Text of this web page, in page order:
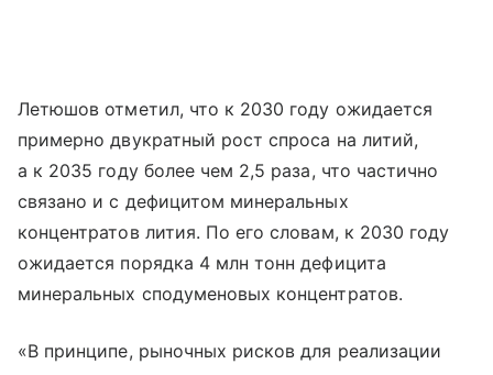
Летюшов отметил, что к 2030 году ожидается
примерно двукратный рост спроса на литий,
а к 2035 году более чем 2,5 раза, что частично
связано и с дефицитом минеральных
концентратов лития. По его словам, к 2030 году
ожидается порядка 4 млн тонн дефицита
минеральных сподуменовых концентратов.
«В принципе, рыночных рисков для реализации